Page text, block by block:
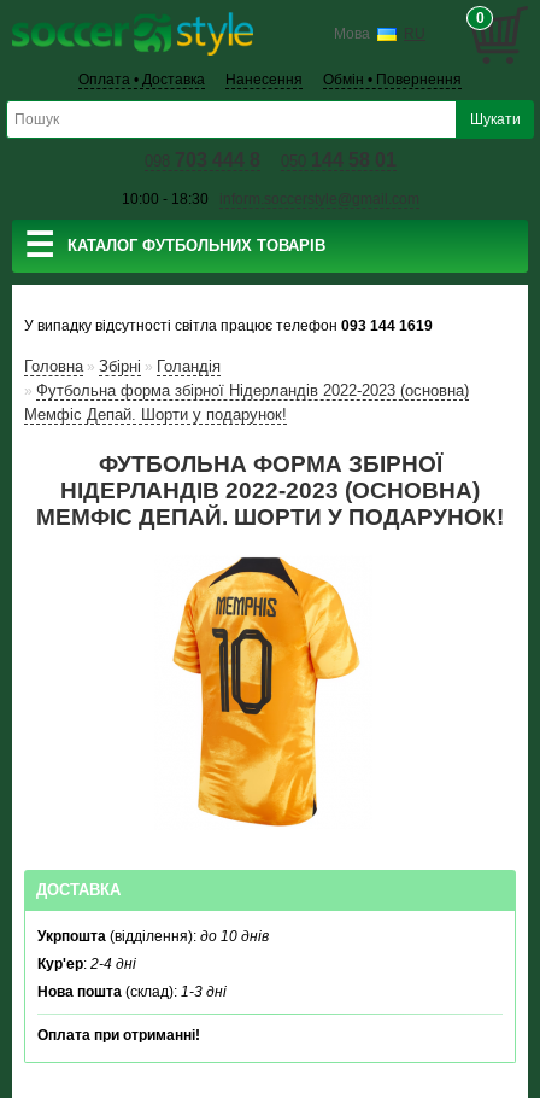
Мова RU
0
Оплата • Доставка Нанесення Обмін • Повернення
098 703 444 8 050 144 58 01
10:00 - 18:30 inform.soccerstyle@gmail.com
☰ КАТАЛОГ ФУТБОЛЬНИХ ТОВАРІВ
У випадку відсутності світла працює телефон 093 144 1619
Головна » Збiрнi » Голандія
» Футбольна форма збірної Нідерландів 2022-2023 (основна)
Мемфіс Депай. Шорти у подарунок!
ФУТБОЛЬНА ФОРМА ЗБІРНОЇ
НІДЕРЛАНДІВ 2022-2023 (ОСНОВНА)
МЕМФІС ДЕПАЙ. ШОРТИ У ПОДАРУНОК!
ДОСТАВКА
Укрпошта (відділення): до 10 днів
Кур'ер: 2-4 дні
Нова пошта (склад): 1-3 дні
Оплата при отриманні!